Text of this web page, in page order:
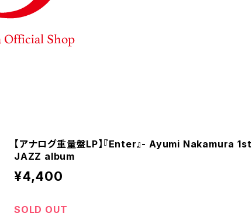
【アナログ重量盤LP】『Enter』- Ayumi Nakamura 1st
JAZZ album
¥4,400
SOLD OUT